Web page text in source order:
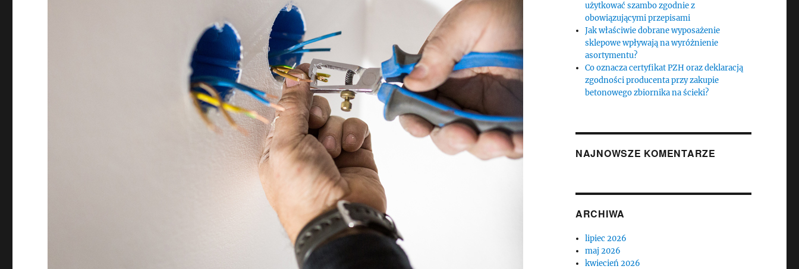
użytkować szambo zgodnie z
obowiązującymi przepisami
Jak właściwie dobrane wyposażenie
sklepowe wpływają na wyróżnienie
asortymentu?
Co oznacza certyfikat PZH oraz deklaracją
zgodności producenta przy zakupie
betonowego zbiornika na ścieki?
NAJNOWSZE KOMENTARZE
ARCHIWA
lipiec 2026
maj 2026
kwiecień 2026